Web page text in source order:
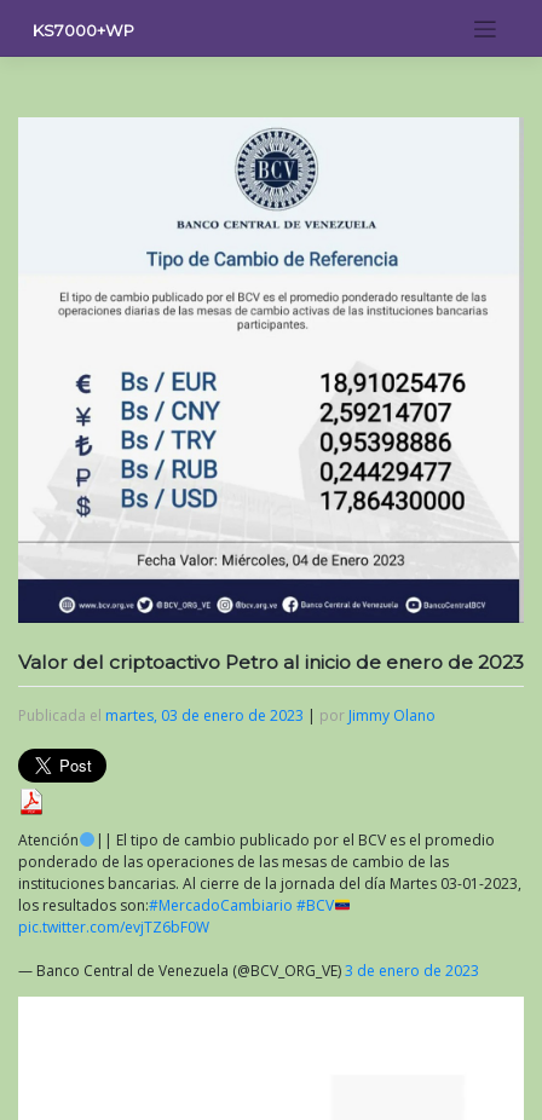
contenido
KS7000+WP
Valor del criptoactivo Petro al inicio de enero de 2023
Publicada el martes, 03 de enero de 2023 | por Jimmy Olano
Atención
|| El tipo de cambio publicado por el BCV es el promedio
ponderado de las operaciones de las mesas de cambio de las
instituciones bancarias. Al cierre de la jornada del día Martes 03-01-2023,
los resultados son:#MercadoCambiario #BCV
pic.twitter.com/evjTZ6bF0W
— Banco Central de Venezuela (@BCV_ORG_VE)3 de enero de 2023